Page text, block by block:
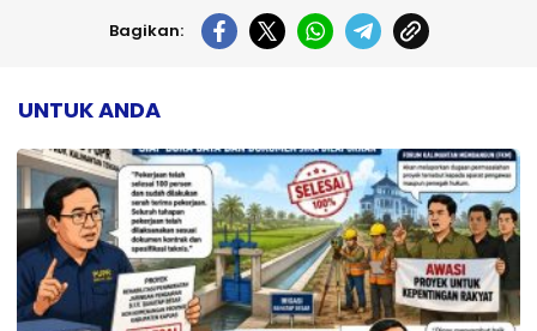
Bagikan:
UNTUK ANDA